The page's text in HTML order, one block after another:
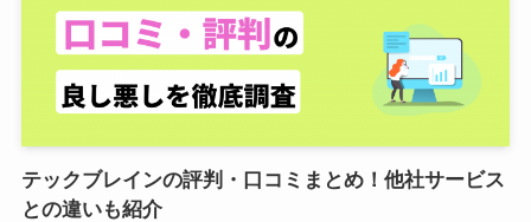
テックブレインの評判・口コミまとめ！他社サービス
との違いも紹介